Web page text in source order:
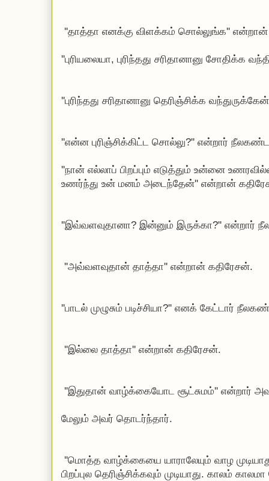
''தாத்தா எனக்கு விளக்கம் சொல்லுங்க''
''புரியலையா, புரிந்தது சரிதானானு சோதிக்க
''புரிந்தது சரிதானானு தெரிஞ்சிக்க
''என்ன புரிஞ்சிக்கிட்ட சொல்லு?'' என்றார்
''நான் எல்லாப் பிறப்பும் எடுத்தும் உன்னை
உணர்ந்து உன் மனம் அடைந்தேன்'' என்றான்
''இவ்வளவுதானா? இன்னும் இருக்கா?'' என்றார்
''அவ்வளவுதான் தாத்தா'' என்றான் கதிரேசன்.
''பாடல் முழுசும் படிச்சியா?'' எனக் கேட்டார்
''இல்லை தாத்தா'' என்றான் கதிரேசன்.
''இதுதான் வாழ்க்கையோட சூட்சுமம்'' என்றார்
மேலும் அவர் தொடர்ந்தார்.
''மொத்த வாழ்க்கையை யாராலேயும் வாழ
பிறப்புல தெரிஞ்சிக்கவும் முடியாது. காலம்